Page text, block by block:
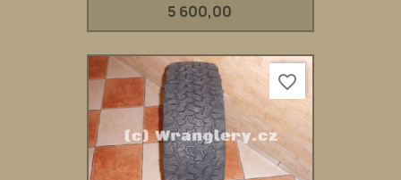
5 600,00
favorite_border